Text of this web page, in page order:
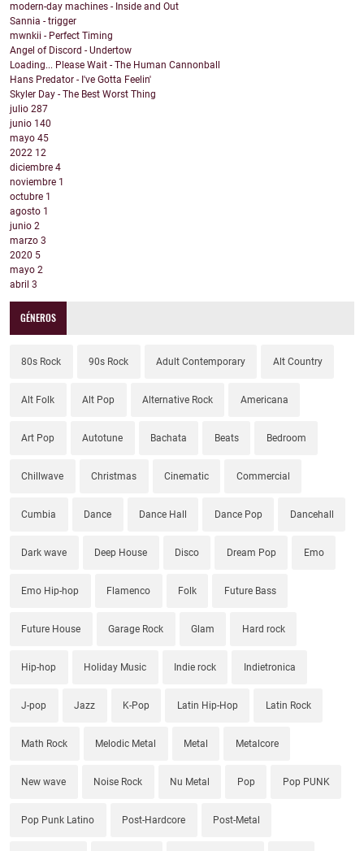
modern-day machines - Inside and Out
Sannia - trigger
mwnkii - Perfect Timing
Angel of Discord - Undertow
Loading... Please Wait - The Human Cannonball
Hans Predator - I've Gotta Feelin'
Skyler Day - The Best Worst Thing
julio 287
junio 140
mayo 45
2022 12
diciembre 4
noviembre 1
octubre 1
agosto 1
junio 2
marzo 3
2020 5
mayo 2
abril 3
GÉNEROS
80s Rock 90s Rock Adult Contemporary Alt Country
Alt Folk Alt Pop Alternative Rock Americana
Art Pop Autotune Bachata Beats Bedroom
Chillwave Christmas Cinematic Commercial
Cumbia Dance Dance Hall Dance Pop Dancehall
Dark wave Deep House Disco Dream Pop Emo
Emo Hip-hop Flamenco Folk Future Bass
Future House Garage Rock Glam Hard rock
Hip-hop Holiday Music Indie rock Indietronica
J-pop Jazz K-Pop Latin Hip-Hop Latin Rock
Math Rock Melodic Metal Metal Metalcore
New wave Noise Rock Nu Metal Pop Pop PUNK
Pop Punk Latino Post-Hardcore Post-Metal